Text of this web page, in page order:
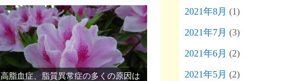
グ(インターバル速歩) 特に中年以降
の方、運動習慣がない方にはおすすめ
です。運動を続けるためのコツは
高脂血症、脂質異常症の多くの原因は
2021年8月 (1)
2021年7月 (3)
2021年6月 (2)
2021年5月 (2)